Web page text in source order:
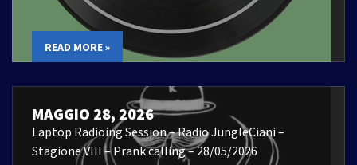
READ MORE »
MAGGIO 28, 2026
Laptop Radioing Session – Radio JungleCiani –
Stagione VIII – Prank calling – 28/05/2026